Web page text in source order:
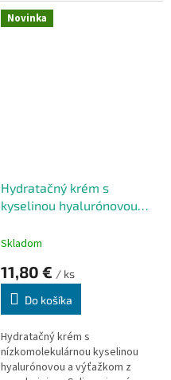
sa aj pri poštípaní hmyzom.
Novinka
Hydratačný krém s
kyselinou hyalurónovou
Skladom
11,80 € / ks
Do košíka
Hydratačný krém s
nízkomolekulárnou kyselinou
hyalurónovou a výťažkom z